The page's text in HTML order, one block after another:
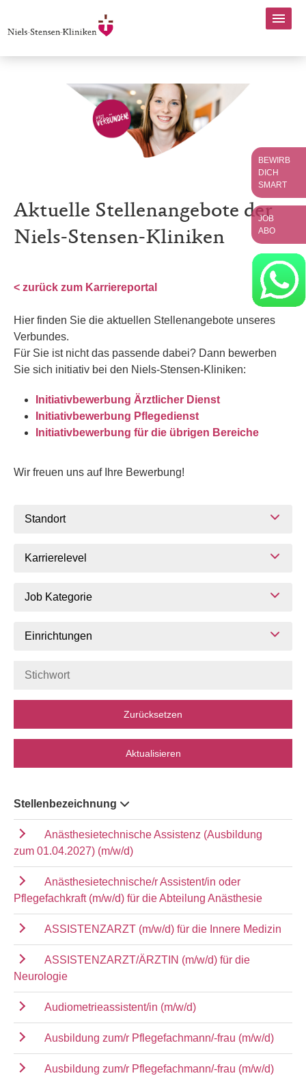
Aktuelle Stellenangebote der
Niels-Stensen-Kliniken
< zurück zum Karriereportal
Hier finden Sie die aktuellen Stellenangebote unseres
Verbundes.
Für Sie ist nicht das passende dabei? Dann bewerben
Sie sich initiativ bei den Niels-Stensen-Kliniken:
Initiativbewerbung Ärztlicher Dienst
Initiativbewerbung Pflegedienst
Initiativbewerbung für die übrigen Bereiche
Wir freuen uns auf Ihre Bewerbung!
Standort
Karrierelevel
Job Kategorie
Einrichtungen
Zurücksetzen
Aktualisieren
Stellenbezeichnung
Anästhesietechnische Assistenz (Ausbildung
zum 01.04.2027) (m/w/d)
Anästhesietechnische/r Assistent/in oder
Pflegefachkraft (m/w/d) für die Abteilung Anästhesie
ASSISTENZARZT (m/w/d) für die Innere Medizin
ASSISTENZARZT/ÄRZTIN (m/w/d) für die
Neurologie
Audiometrieassistent/in (m/w/d)
Ausbildung zum/r Pflegefachmann/-frau (m/w/d)
Ausbildung zum/r Pflegefachmann/-frau (m/w/d)
BEWIRB
DICH
SMART
JOB
ABO